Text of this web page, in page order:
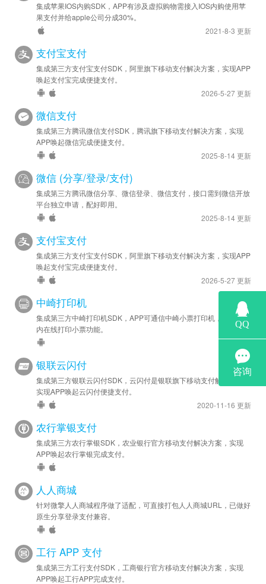
集成苹果IOS内购SDK，APP有涉及虚拟购物需接入IOS内购使用苹
果支付并给apple公司分成30%。
2021-8-3 更新
支付宝支付
集成第三方支付宝支付SDK，阿里旗下移动支付解决方案，实现APP
唤起支付宝完成便捷支付。
2026-5-27 更新
微信支付
集成第三方腾讯微信支付SDK，腾讯旗下移动支付解决方案，实现
APP唤起微信完成便捷支付。
2025-8-14 更新
微信 (分享/登录/支付)
集成第三方腾讯微信分享、微信登录、微信支付，接口需到微信开放
平台独立申请，配好即用。
2025-8-14 更新
支付宝支付
集成第三方支付宝支付SDK，阿里旗下移动支付解决方案，实现APP
唤起支付宝完成便捷支付。
2026-5-27 更新
中崎打印机
集成第三方中崎打印机SDK，APP可通信中崎小票打印机，实现APP
内在线打印小票功能。
银联云闪付
集成第三方银联云闪付SDK，云闪付是银联旗下移动支付解决方案，
实现APP唤起云闪付便捷支付。
2020-11-16 更新
农行掌银支付
集成第三方农行掌银SDK，农业银行官方移动支付解决方案，实现
APP唤起农行掌银完成支付。
人人商城
针对微擎人人商城程序做了适配，可直接打包人人商城URL，已做好
原生分享登录支付兼容。
工行 APP 支付
集成第三方工行支付SDK，工商银行官方移动支付解决方案，实现
APP唤起工行APP完成支付。